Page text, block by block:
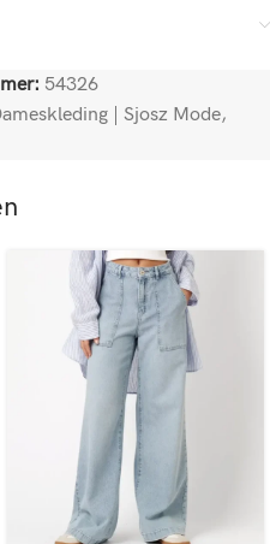
54326
| Sjosz Mode,